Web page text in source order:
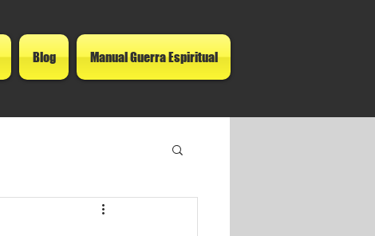
Blog Manual Guerra Espiritual